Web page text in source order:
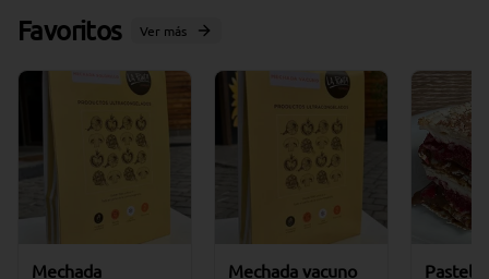
Favoritos Ver más
Mechada
Mechada vacuno
Pastel